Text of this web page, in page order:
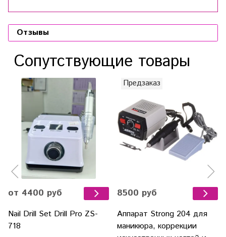
Отзывы
Сопутствующие товары
от 4400 руб
Nail Drill Set Drill Pro ZS-
718
Предзаказ
8500 руб
Аппарат Strong 204 для
маникюра, коррекции